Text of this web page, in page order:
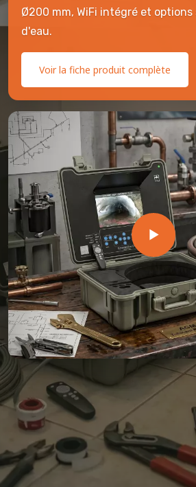
Ø200 mm, WiFi intégré et options
d'eau.
Voir la fiche produit complète